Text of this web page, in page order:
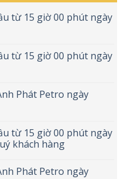
từ 15 giờ 00 phút ngày
từ 15 giờ 00 phút ngày
Phát Petro ngày
từ 15 giờ 00 phút ngày
khách hàng
Phát Petro ngày